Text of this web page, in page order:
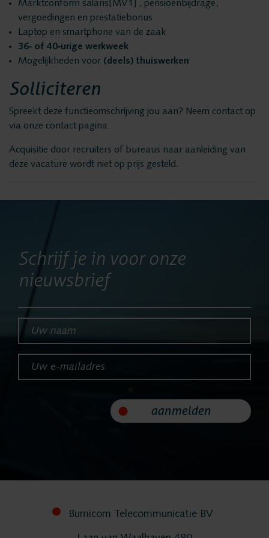
Implementatie
Services
Contact
Marktconform salaris[MV1] , pensioenbijdrage,
vergoedingen en prestatiebonus
Laptop en smartphone van de zaak
36‑ of 40‑urige werkweek
Mogelijkheden voor (deels) thuiswerken
Solliciteren
Spreekt deze functieomschrijving jou aan? Neem contact op
via onze contact pagina.
Acquisitie door recruiters of bureaus naar aanleiding van
deze vacature wordt niet op prijs gesteld.
Schrijf je in voor onze
nieuwsbrief
Uw naam*
Uw e-mailadres*
aanmelden
Bumicom Telecommunicatie BV